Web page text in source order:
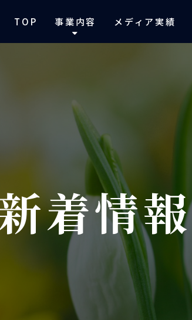
TOP 事業内容 メディア実績
着情報